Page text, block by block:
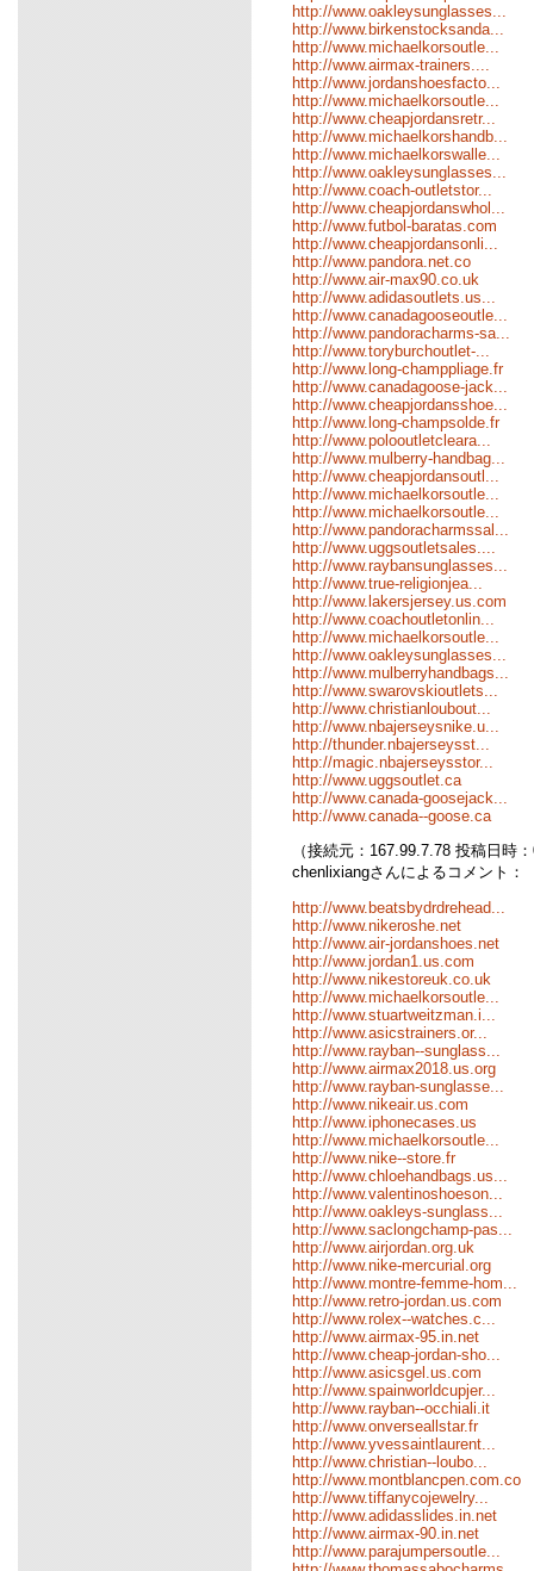
http://www.oakleysunglasses...
http://www.birkenstocksanda...
http://www.michaelkorsoutle...
http://www.airmax-trainers....
http://www.jordanshoesfacto...
http://www.michaelkorsoutle...
http://www.cheapjordansretr...
http://www.michaelkorshandb...
http://www.michaelkorswalle...
http://www.oakleysunglasses...
http://www.coach-outletstor...
http://www.cheapjordanswhol...
http://www.futbol-baratas.com
http://www.cheapjordansonli...
http://www.pandora.net.co
http://www.air-max90.co.uk
http://www.adidasoutlets.us...
http://www.canadagooseoutle...
http://www.pandoracharms-sa...
http://www.toryburchoutlet-...
http://www.long-champpliage.fr
http://www.canadagoose-jack...
http://www.cheapjordansshoe...
http://www.long-champsolde.fr
http://www.polooutletcleara...
http://www.mulberry-handbag...
http://www.cheapjordansoutl...
http://www.michaelkorsoutle...
http://www.michaelkorsoutle...
http://www.pandoracharmssal...
http://www.uggsoutletsales....
http://www.raybansunglasses...
http://www.true-religionjea...
http://www.lakersjersey.us.com
http://www.coachoutletonlin...
http://www.michaelkorsoutle...
http://www.oakleysunglasses...
http://www.mulberryhandbags...
http://www.swarovskioutlets...
http://www.christianloubout...
http://www.nbajerseysnike.u...
http://thunder.nbajerseysst...
http://magic.nbajerseysstor...
http://www.uggsoutlet.ca
http://www.canada-goosejack...
http://www.canada--goose.ca
（接続元：167.99.7.78 投稿日時
chenlixiangさんによるコメント：
http://www.beatsbydrdrehead...
http://www.nikeroshe.net
http://www.air-jordanshoes.net
http://www.jordan1.us.com
http://www.nikestoreuk.co.uk
http://www.michaelkorsoutle...
http://www.stuartweitzman.i...
http://www.asicstrainers.or...
http://www.rayban--sunglass...
http://www.airmax2018.us.org
http://www.rayban-sunglasse...
http://www.nikeair.us.com
http://www.iphonecases.us
http://www.michaelkorsoutle...
http://www.nike--store.fr
http://www.chloehandbags.us...
http://www.valentinoshoeson...
http://www.oakleys-sunglass...
http://www.saclongchamp-pas...
http://www.airjordan.org.uk
http://www.nike-mercurial.org
http://www.montre-femme-hom...
http://www.retro-jordan.us.com
http://www.rolex--watches.c...
http://www.airmax-95.in.net
http://www.cheap-jordan-sho...
http://www.asicsgel.us.com
http://www.spainworldcupjer...
http://www.rayban--occhiali.it
http://www.onverseallstar.fr
http://www.yvessaintlaurent...
http://www.christian--loubo...
http://www.montblancpen.com.co
http://www.tiffanycojewelry...
http://www.adidasslides.in.net
http://www.airmax-90.in.net
http://www.parajumpersoutle...